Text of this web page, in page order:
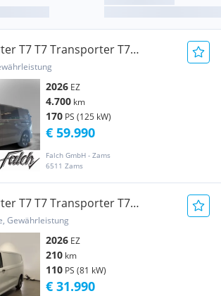
T7 T7 Transporter T7
TDI 4MOTION Transporter /
2026 EZ
4.700 km
170 PS (125 kW)
Falch GmbH - Zams
6511 Zams
€ 59.990
T7 T7 Transporter T7
LR TDI Transporter /
Gewährleistung
2026 EZ
210 km
110 PS (81 kW)
€ 31.990